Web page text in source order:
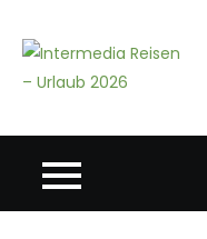
content